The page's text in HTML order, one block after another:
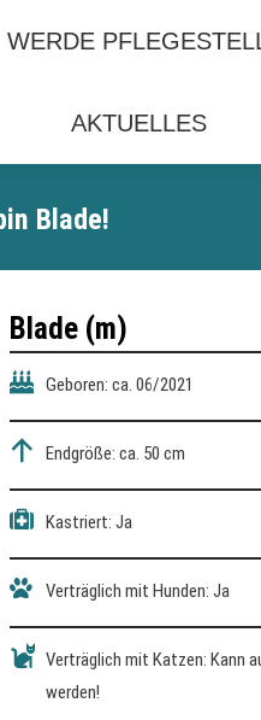
WERDE
AKTUELLES
Blade!
Blade (m)
Geboren: ca. 06/2021
Endgröße: ca. 50 cm
Kastriert: Ja
Verträglich mit Hunden: Ja
Verträglich mit Katzen: Kann
werden!
WERDE
AKTUELLES